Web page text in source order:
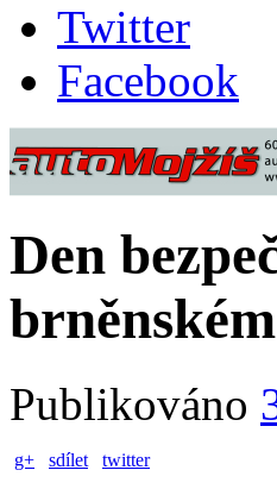
Twitter
Facebook
Den
Publikováno
g+ sdílet twitter